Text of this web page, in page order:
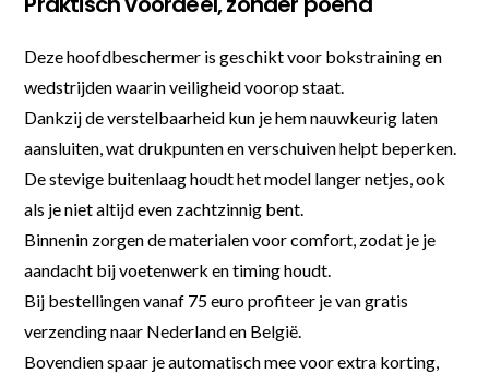
Deze hoofdbeschermer is geschikt voor bokstraining en
wedstrijden waarin veiligheid voorop staat.
Dankzij de verstelbaarheid kun je hem nauwkeurig laten
aansluiten, wat drukpunten en verschuiven helpt beperken.
De stevige buitenlaag houdt het model langer netjes, ook
als je niet altijd even zachtzinnig bent.
Binnenin zorgen de materialen voor comfort, zodat je je
aandacht bij voetenwerk en timing houdt.
Bij bestellingen vanaf 75 euro profiteer je van gratis
verzending naar Nederland en België.
Bovendien spaar je automatisch mee voor extra korting,